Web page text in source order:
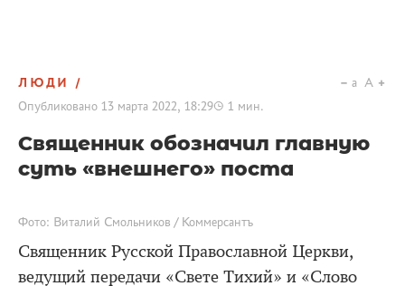
ЛЮДИ
Опубликовано 13 марта 2022, 18:29 1 мин.
a A
Священник обозначил главную
суть «внешнего» поста
Фото: Виталий Смольников / Коммерсантъ
Священник Русской Православной Церкви,
ведущий передачи «Свете Тихий» и «Слово